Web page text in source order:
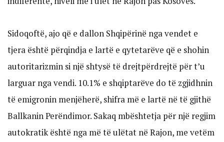
Sidoqoftë, ajo që e dallon Shqipërinë nga vendet e
tjera është përqindja e lartë e qytetarëve që e shohin
autoritarizmin si një shtysë të drejtpërdrejtë për t’u
larguar nga vendi. 10.1% e shqiptarëve do të zgjidhnin
të emigronin menjëherë, shifra më e lartë në të gjithë
Ballkanin Perëndimor. Sakaq mbështetja për një regjim
autokratik është nga më të ulëtat në Rajon, me vetëm